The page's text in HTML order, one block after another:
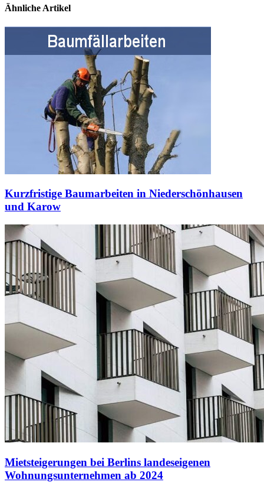
Ähnliche Artikel
Kurzfristige Baumarbeiten in Niederschönhausen
und Karow
Mietsteigerungen bei Berlins landeseigenen
Wohnungsunternehmen ab 2024